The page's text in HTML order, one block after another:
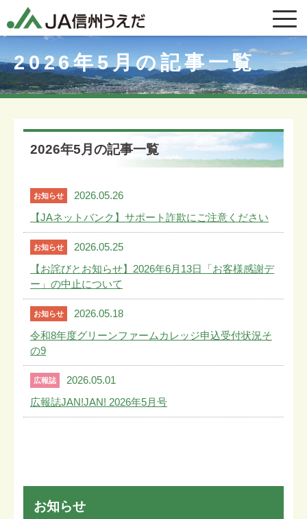
2026年5月の記事一覧
2026年5月の記事一覧
お知らせ
2026.05.26
【JAネットバンク】サポート詐欺にご注意ください
お知らせ
2026.05.25
【お詫びとお知らせ】2026年6月13日「お客様感謝デ
ー」の中止について
お知らせ
2026.05.18
令和8年度グリーンファームカレッジ申込受付状況そ
の9
広報誌
2026.05.01
広報誌JAN!JAN! 2026年5月号
お知らせ